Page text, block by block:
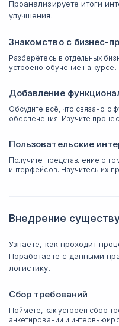
Проанализируете итоги
улучшения.
Знакомство с бизнес-
Разберётесь в отдельных
устроено обучение на курсе.
Добавление
Обсудите всё, что связано с
обеспечения. Изучите
Пользовательские
Получите представление о
интерфейсов. Научитесь их
Внедрение
Узнаете, как проходит
Поработаете с данными
логистику.
Сбор требований
Поймёте, как устроен сбор
анкетировании и